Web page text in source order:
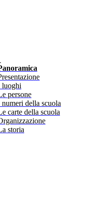
luoghi
persone
numeri della scuola
carte della scuola
storia